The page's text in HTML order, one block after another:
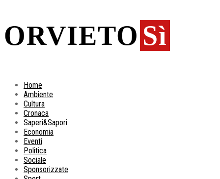
ORVIETO Sì
Home
Ambiente
Cultura
Cronaca
Saperi&Sapori
Economia
Eventi
Politica
Sociale
Sponsorizzate